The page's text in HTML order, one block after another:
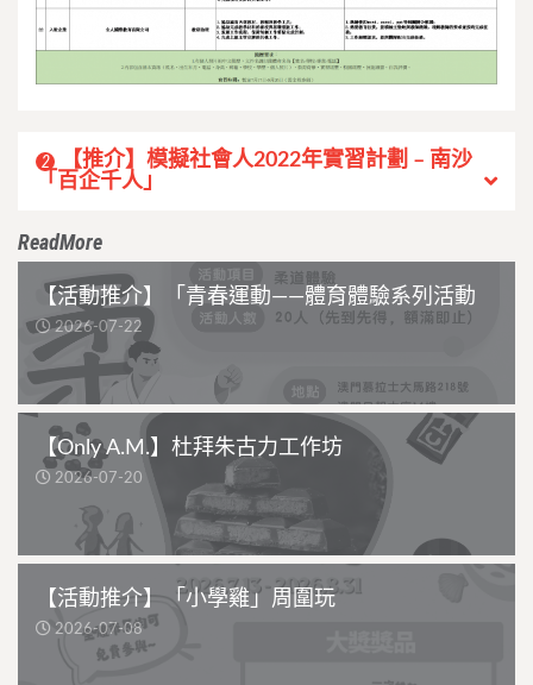
2
【推介】模擬社會人2022年實習計劃 – 南沙
「百企千人」
ReadMore
【活動推介】「青春運動——體育體驗系列活動
2026-07-22
【Only A.M.】杜拜朱古力工作坊
2026-07-20
【活動推介】「小學雞」周圍玩
2026-07-08